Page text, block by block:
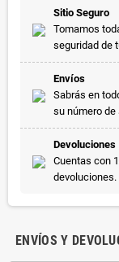
Sitio Seguro
Tomamos
seguridad de
Envíos
Sabrás en
su número
Devoluciones
Cuentas con
ENVÍOS Y